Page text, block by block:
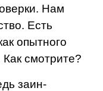
Нам
Есть
опытного
смот­рите?
заин­